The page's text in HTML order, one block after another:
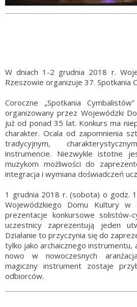
W dniach 1-2 grudnia 2018 r.
Rzeszowie organizuje 37. Spotkania
Coroczne „Spotkania
organizowany przez Wojewódzki
już od ponad 35 lat. Konkurs ma
charakter. Ocala od zapomnienia
tradycyjnym,
instrumencie. Niezwykle istotne
muzykom możliwości do
integracja i wymiana doświadczeń
1 grudnia 2018 r. (sobota) o godz.
Wojewódzkiego Domu Kultury w
prezentacje konkursowe solistów-
uczestnicy zaprezentują jeden
Działanie to przyczynia się do
tylko jako archaicznego instrumentu,
nowo w nowoczesnych
magiczny instrument zostaje
odbiorców.